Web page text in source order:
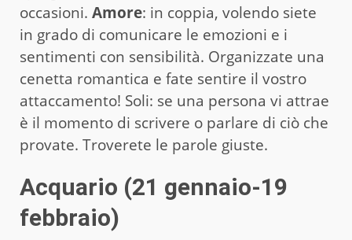
occasioni. Amore: in coppia, volendo siete
in grado di comunicare le emozioni e i
sentimenti con sensibilità. Organizzate una
cenetta romantica e fate sentire il vostro
attaccamento! Soli: se una persona vi attrae
è il momento di scrivere o parlare di ciò che
provate. Troverete le parole giuste.
Acquario (21 gennaio-19
febbraio)